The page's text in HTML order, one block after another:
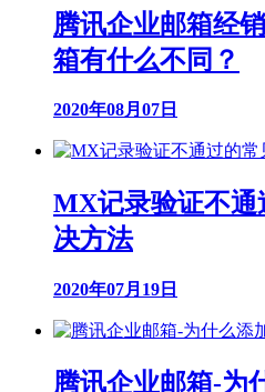
腾讯企业邮箱经
箱有什么不同？
2020年08月07日
MX记录验证不通
决方法
2020年07月19日
腾讯企业邮箱-为